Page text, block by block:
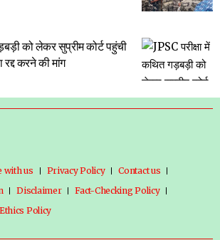
को लेकर सुप्रीम कोर्ट पहुंची
रद्द करने की मांग
with us Privacy Policy
Contact us
Disclaimer
Fact-Checking Policy
Ethics Policy